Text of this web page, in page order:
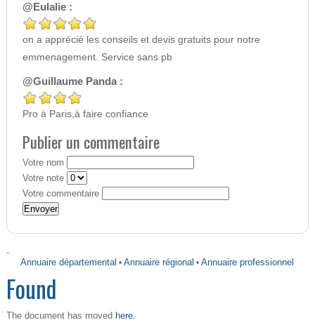
@Eulalie :
on a apprécié les conseils et devis gratuits pour notre
emmenagement. Service sans pb
@Guillaume Panda :
Pro à Paris,à faire confiance
Publier un commentaire
Votre nom
Votre note
Votre commentaire
-
Annuaire départemental •Annuaire régional •Annuaire professionnel
Found
The document has moved here.